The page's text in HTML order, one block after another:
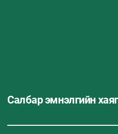
Салбар эмнэлгийн